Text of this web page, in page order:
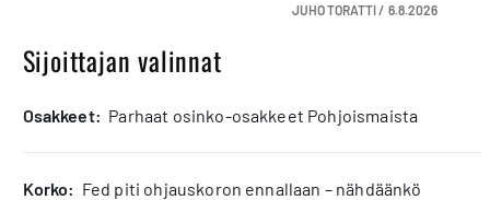
JUHO TORATTI / 6.8.2026
Sijoittajan valinnat
osakkeet: Parhaat osinko-osakkeet Pohjoismaista
korko: Fed piti ohjauskoron ennallaan – nähdäänkö